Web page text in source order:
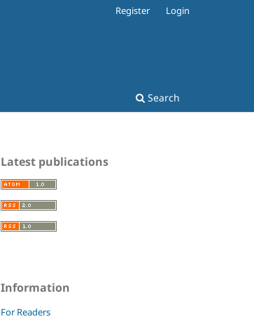
Search
Register Login
Latest publications
Information
For Readers